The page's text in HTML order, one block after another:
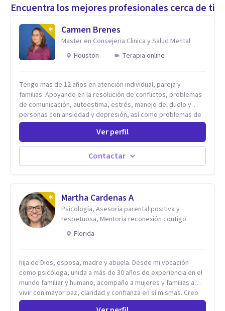
Encuentra los mejores profesionales cerca de ti
Carmen Brenes
Master en Consejeria Clinica y Salud Mental
Houston
Terapia online
Tengo mas de 12 años en atención individual, pareja y
familias. Apoyando en la resolución de conflictos, problemas
de comunicación, autoestima, estrés, manejo del duelo y
personas con ansiedad y depresión, así como problemas de
conducta y comportamiento. Desarrollo de personas
Estableciendo metas a corto y largo plazo, es vital para la
vida de cada uno tener su propia vision.
Ver perfil
Contactar
Martha Cardenas A
Psicología, Asesoría parental positiva y
respetuosa, Mentoria reconexión contigo
Florida
hija de Dios, esposa, madre y abuela. Desde mi vocación
como psicóloga, unida a más de 30 años de experiencia en el
mundo familiar y humano, acompaño a mujeres y familias a
vivir con mayor paz, claridad y confianza en sí mismas. Creo
profundamente que la vida está hecha de etapas, y que cada